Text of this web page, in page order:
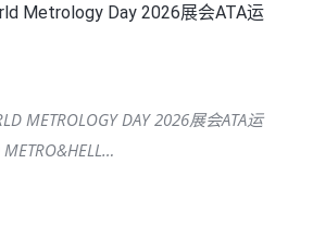
Metrology Day 2026展会ATA运
METROLOGY DAY 2026展会ATA运